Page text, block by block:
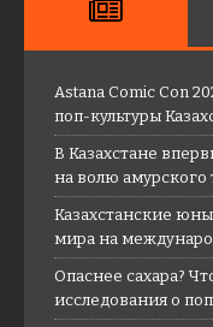
Astana Comic Con
поп-культуры
В Казахстане
на волю амурского
Казахстанские
мира на
Опаснее сахара?
исследования о